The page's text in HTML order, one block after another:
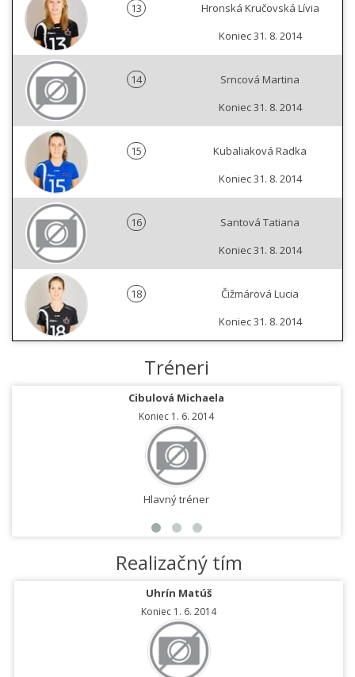
13
Hronská Kručovská Lívia
Koniec 31. 8. 2014
14
Srncová Martina
Koniec 31. 8. 2014
15
Kubaliaková Radka
Koniec 31. 8. 2014
16
Santová Tatiana
Koniec 31. 8. 2014
18
Čižmárová Lucia
Koniec 31. 8. 2014
Tréneri
Cibulová Michaela
Koniec 1. 6. 2014
Hlavný tréner
Realizačný tím
Uhrín Matúš
Koniec 1. 6. 2014